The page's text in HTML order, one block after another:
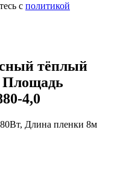
с политикой
тёплый
4,0
Длина пленки 8м